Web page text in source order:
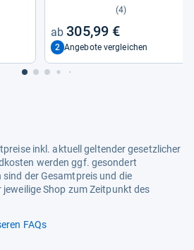
(4)
305,99 €
2 Angebote vergleichen
inkl. aktuell geltender gesetzlicher
werden ggf. gesondert
der Gesamtpreis und die
Shop zum Zeitpunkt des
FAQs